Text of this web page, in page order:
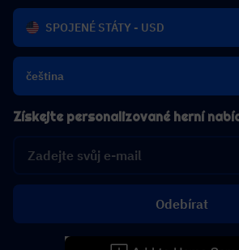
SPOJENÉ STÁTY - USD
čeština
Získejte personalizované herní
Odebírat